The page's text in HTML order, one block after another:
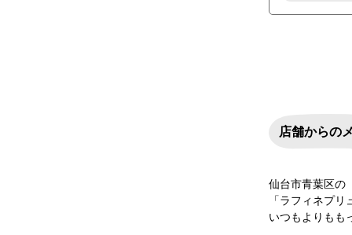
店舗からの
仙台市青葉区の
「ラフィネプ
いつもよりもも